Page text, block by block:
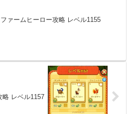
ファームヒーロー攻略 レベル1155
略 レベル1157